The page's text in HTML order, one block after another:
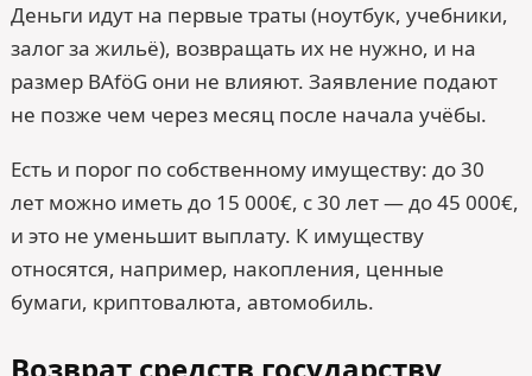
Деньги идут на первые траты (ноутбук, учебники,
залог за жильё), возвращать их не нужно, и на
размер BAföG они не влияют. Заявление подают
не позже чем через месяц после начала учёбы.
Есть и порог по собственному имуществу: до 30
лет можно иметь до 15 000€, с 30 лет — до 45 000€,
и это не уменьшит выплату. К имуществу
относятся, например, накопления, ценные
бумаги, криптовалюта, автомобиль.